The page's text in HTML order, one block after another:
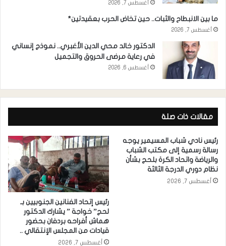
أغسطس 7, 2026
ما بين الانبطاح والثبات.. حين تخاض الحرب بعقيدتين*
أغسطس 7, 2026
الدكتور خالد محي الدين الأغبري.. نموذج إنساني
في رعاية مرضى الحروق والتجميل
أغسطس 6, 2026
مقالات ذات صلة
رئيس نادي شباب المسيمير يوجه
رسالة رسمية إلى مكتب الشباب
والرياضة واتحاد الكرة بلحج بشأن
نظام دوري الدرجة الثالثة
أغسطس 7, 2026
رئيس إتحاد الفنانين الجنوبيين بـ
لحج” خواجة ” يشارك الدكتور
هماش أفراحه بردفان بحضور
قيادات من المجلس الإنتقالي ..
أغسطس 7, 2026